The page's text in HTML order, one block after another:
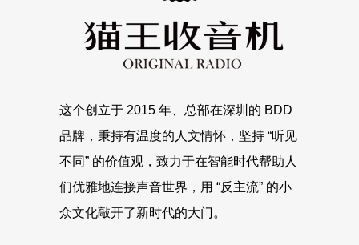
这个创立于 2015 年、总部在深圳的 BDD
品牌，秉持有温度的人文情怀，坚持 “听见
不同” 的价值观，致力于在智能时代帮助人
们优雅地连接声音世界，用 “反主流” 的小
众文化敲开了新时代的大门。